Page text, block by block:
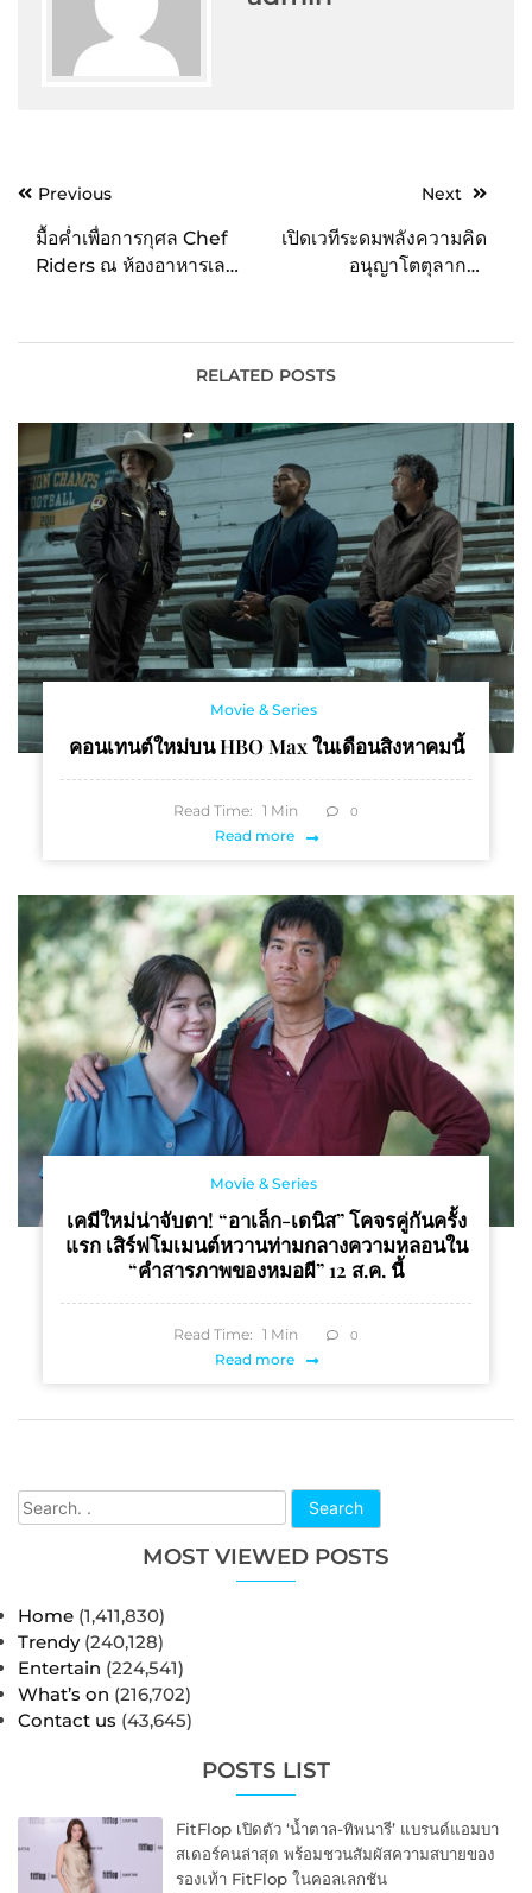
Search
MOST VIEWED POSTS
Home (1,411,830)
Trendy (240,128)
Entertain (224,541)
What’s on (216,702)
Contact us (43,645)
POSTS LIST
FitFlop เปิดตัว ‘น้ำตาล-ทิพนารี’ แบรนด์แอมบา
สเดอร์คนล่าสุด พร้อมชวนสัมผัสความสบายของ
รองเท้า FitFlop ในคอลเลกชัน
PostPrevious
มื้อค่ำเพื่อการกุศล Chef
Riders ณ ห้องอาหารเล
กรุงเทพฯ กอล์ฟ รีสอร์ท
Next
เปิดเวทีระดมพลังความคิด
อนุญาโตตุลาการ
เทคโนโลยีไฮเทคมาใช้เพื่อ
เพิ่มประสิทธิภาพการระงับ
RELATED POSTS
Movie & Series
คอนเทนต์ใหม่บน HBO Max ในเดือนสิงหาคมนี้
Read Time: 1 Min 0
Read more
Movie & Series
เคมีใหม่น่าจับตา! “อาเล็ก-เดนิส” โคจรคู่กันครั้ง
แรก เสิร์ฟโมเมนต์หวานท่ามกลางความหลอนใน
“คำสารภาพของหมอผี” 12 ส.ค. นี้
Read Time: 1 Min 0
Read more